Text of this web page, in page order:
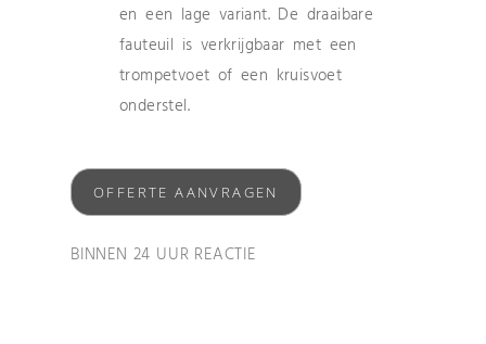
en een lage variant. De draaibare
fauteuil is verkrijgbaar met een
trompetvoet of een kruisvoet
onderstel.
OFFERTE AANVRAGEN
BINNEN 24 UUR REACTIE